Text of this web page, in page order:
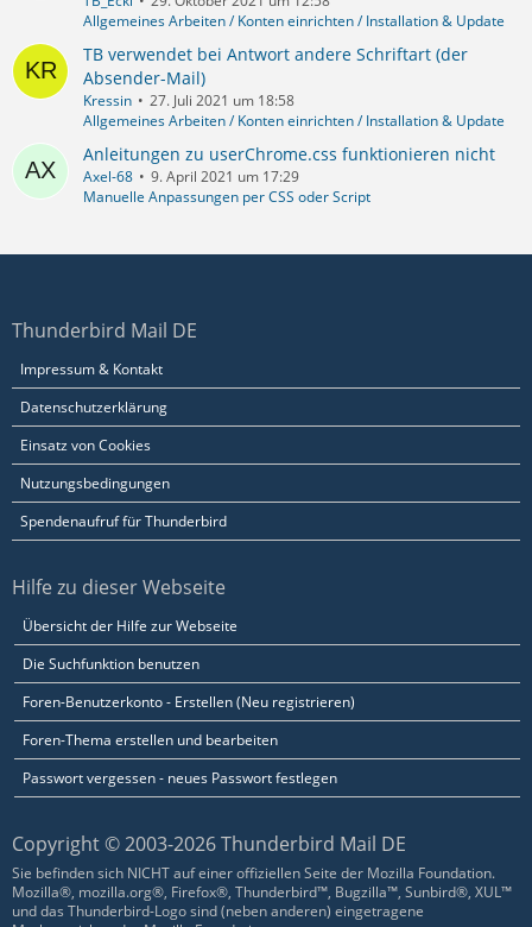
Allgemeines Arbeiten / Konten einrichten / Installation & Update
TB verwendet bei Antwort andere Schriftart (der
Absender-Mail)
Kressin
27. Juli 2021 um 18:58
Allgemeines Arbeiten / Konten einrichten / Installation & Update
Anleitungen zu userChrome.css funktionieren nicht
Axel-68
9. April 2021 um 17:29
Manuelle Anpassungen per CSS oder Script
Thunderbird Mail DE
Impressum & Kontakt
Datenschutzerklärung
Einsatz von Cookies
Nutzungsbedingungen
Spendenaufruf für Thunderbird
Hilfe zu dieser Webseite
Übersicht der Hilfe zur Webseite
Die Suchfunktion benutzen
Foren-Benutzerkonto - Erstellen (Neu registrieren)
Foren-Thema erstellen und bearbeiten
Passwort vergessen - neues Passwort festlegen
Copyright © 2003-2026 Thunderbird Mail DE
Sie befinden sich NICHT auf einer offiziellen Seite der Mozilla Foundation.
Mozilla®, mozilla.org®, Firefox®, Thunderbird™, Bugzilla™, Sunbird®, XUL™
und das Thunderbird-Logo sind (neben anderen) eingetragene